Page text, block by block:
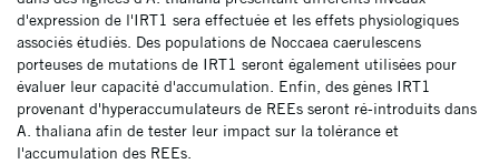
d'expression de l'IRT1 sera effectuée et les effets physiologiques
associés étudiés. Des populations de Noccaea caerulescens
porteuses de mutations de IRT1 seront également utilisées pour
évaluer leur capacité d'accumulation. Enfin, des gènes IRT1
provenant d'hyperaccumulateurs de REEs seront ré-introduits dans
A. thaliana afin de tester leur impact sur la tolérance et
l'accumulation des REEs.